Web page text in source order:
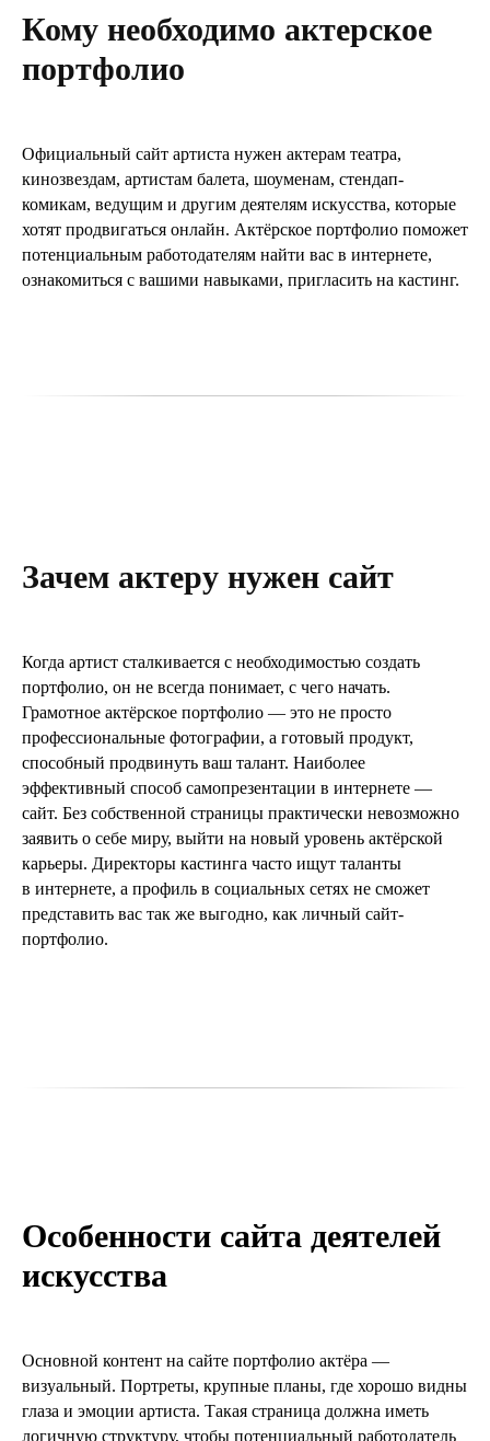
Кому необходимо актерское
портфолио
Официальный сайт артиста нужен актерам театра,
кинозвездам, артистам балета, шоуменам, стендап-
комикам, ведущим и другим деятелям искусства, которые
хотят продвигаться онлайн. Актёрское портфолио поможет
потенциальным работодателям найти вас в интернете,
ознакомиться с вашими навыками, пригласить на кастинг.
Зачем актеру нужен сайт
Когда артист сталкивается с необходимостью создать
портфолио, он не всегда понимает, с чего начать.
Грамотное актёрское портфолио — это не просто
профессиональные фотографии, а готовый продукт,
способный продвинуть ваш талант. Наиболее
эффективный способ самопрезентации в интернете —
сайт. Без собственной страницы практически невозможно
заявить о себе миру, выйти на новый уровень актёрской
карьеры. Директоры кастинга часто ищут таланты
в интернете, а профиль в социальных сетях не сможет
представить вас так же выгодно, как личный сайт-
портфолио.
Особенности сайта деятелей
искусства
Основной контент на сайте портфолио актёра —
визуальный. Портреты, крупные планы, где хорошо видны
глаза и эмоции артиста. Такая страница должна иметь
логичную структуру, чтобы потенциальный работодатель